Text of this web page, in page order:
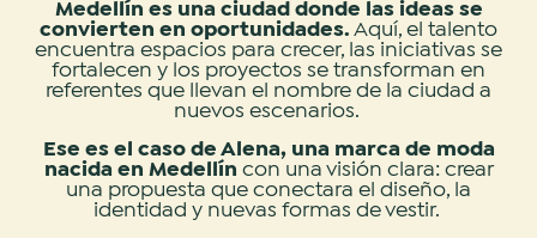
Medellín es una ciudad donde las ideas se
convierten en oportunidades. Aquí, el talento
encuentra espacios para crecer, las iniciativas se
fortalecen y los proyectos se transforman en
referentes que llevan el nombre de la ciudad a
nuevos escenarios.
Ese es el caso de Alena, una marca de moda
nacida en Medellín con una visión clara: crear
una propuesta que conectara el diseño, la
identidad y nuevas formas de vestir.